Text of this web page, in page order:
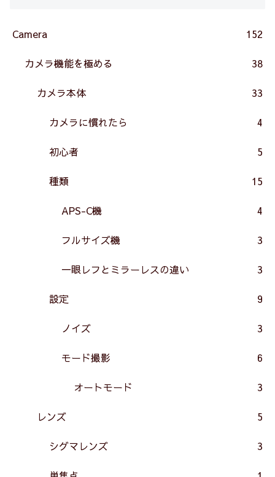
Camera 152
カメラ機能を極める 38
カメラ本体 33
カメラに慣れたら 4
初心者 5
種類 15
APS-C機 4
フルサイズ機 3
一眼レフとミラーレスの違い 3
設定 9
ノイズ 3
モード撮影 6
オートモード 3
レンズ 5
シグマレンズ 3